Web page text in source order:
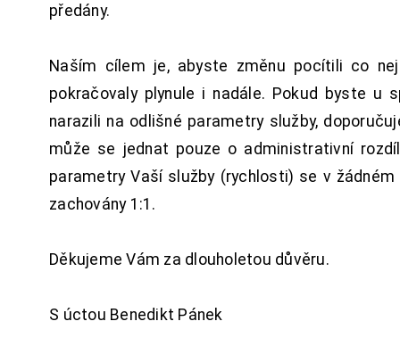
předány.
Naším cílem je, abyste změnu pocítili co
pokračovaly plynule i nadále. Pokud byste u
narazili na odlišné parametry služby,
může se jednat pouze o administrativní
parametry Vaší služby (rychlosti) se v
zachovány 1:1.
Děkujeme Vám za dlouholetou důvěru.
S úctou Benedikt Pánek